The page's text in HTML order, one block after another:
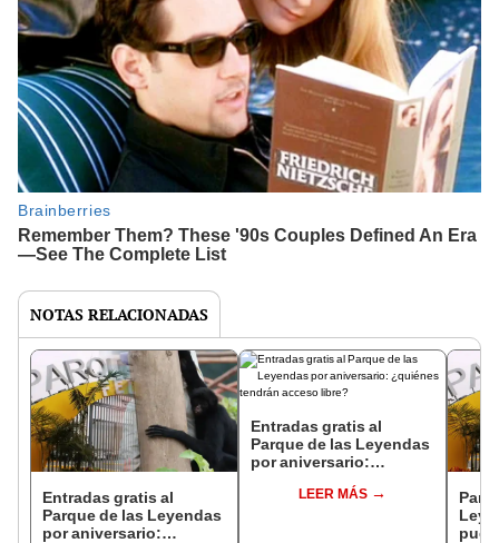
NOTAS RELACIONADAS
Entradas gratis al
Parque de las Leyendas
por aniversario:
Entradas gratis al
Parque de las Leyendas
por aniversario:
acceso libre?
LEER MÁS